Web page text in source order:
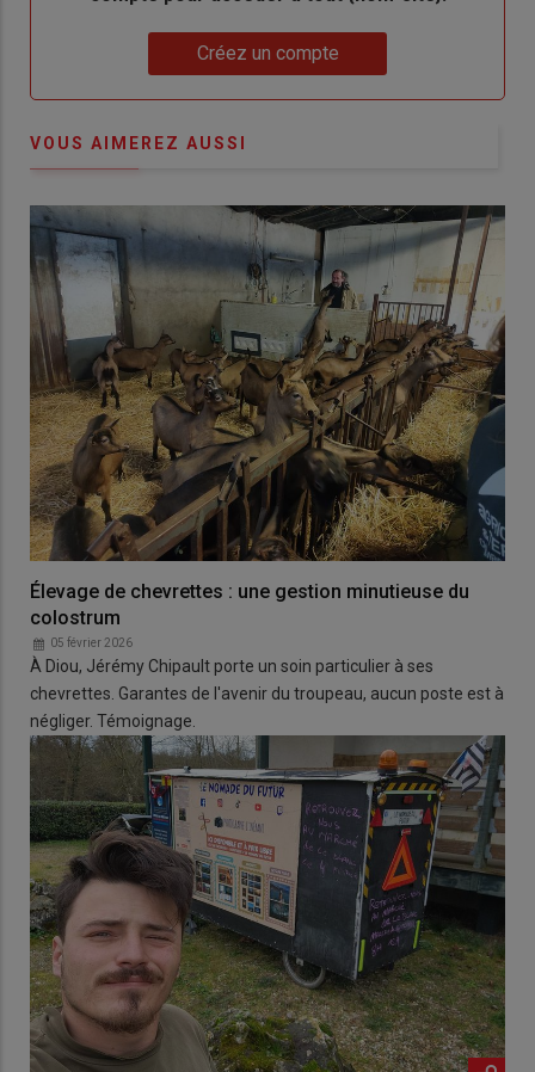
Créez un compte
VOUS AIMEREZ AUSSI
Élevage de chevrettes : une gestion minutieuse du
colostrum
05 février 2026
À Diou, Jérémy Chipault porte un soin particulier à ses
chevrettes. Garantes de l'avenir du troupeau, aucun poste est à
négliger. Témoignage.